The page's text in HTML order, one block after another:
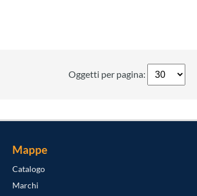
Oggetti per pagina:
Mappe
Catalogo
Marchi